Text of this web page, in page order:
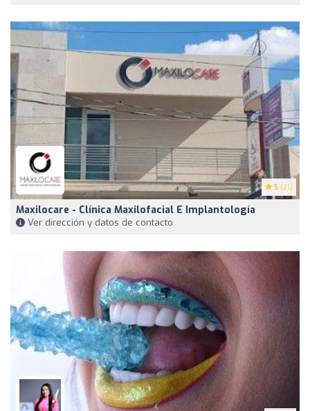
5 (21)
Maxilocare - Clínica Maxilofacial E Implantología
Ver dirección y datos de contacto